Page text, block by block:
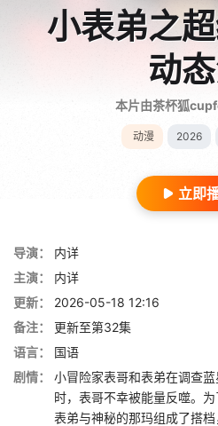
小表弟之
动
本片由茶杯狐
动漫 2026
立即
导演：
内详
主演：
内详
更新：
2026-05-18 12:16
备注：
更新至第32集
语言：
国语
剧情：
小冒险家表哥和表弟在调查
时，表哥不幸被能量反噬。
表弟与神秘的那玛组成了搭